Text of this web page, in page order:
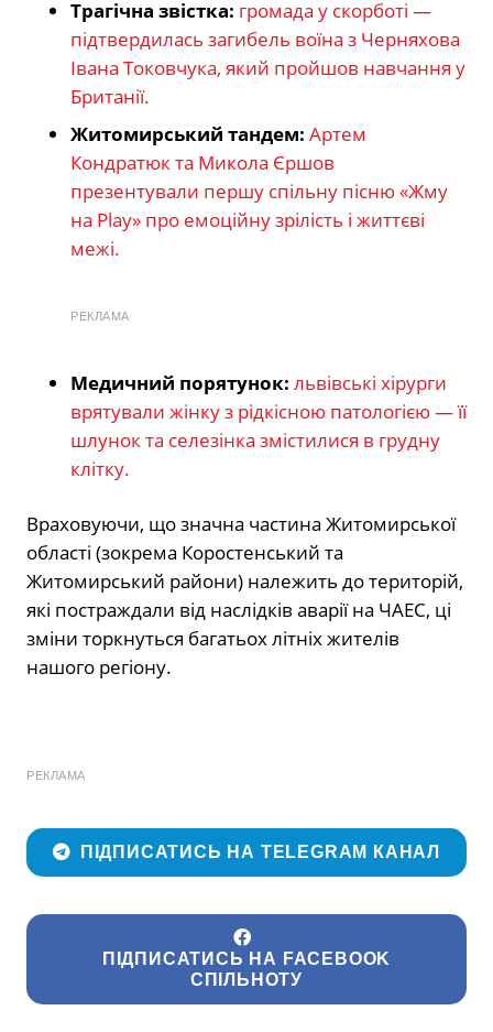
Трагічна звістка: громада у скорботі —
підтвердилась загибель воїна з Черняхова
Івана Токовчука, який пройшов навчання у
Британії.
Житомирський тандем: Артем
Кондратюк та Микола Єршов
презентували першу спільну пісню «Жму
на Play» про емоційну зрілість і життєві
межі.
РЕКЛАМА
Медичний порятунок: львівські хірурги
врятували жінку з рідкісною патологією — її
шлунок та селезінка змістилися в грудну
клітку.
Враховуючи, що значна частина Житомирської
області (зокрема Коростенський та
Житомирський райони) належить до територій,
які постраждали від наслідків аварії на ЧАЕС, ці
зміни торкнуться багатьох літніх жителів
нашого регіону.
РЕКЛАМА
ПІДПИСАТИСЬ НА TELEGRAM КАНАЛ
ПІДПИСАТИСЬ НА FACEBOOK
СПІЛЬНОТУ